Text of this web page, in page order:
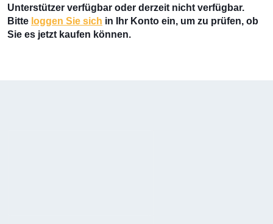
Unterstützer verfügbar oder derzeit nicht verfügbar.
Bitte loggen Sie sich in Ihr Konto ein, um zu prüfen, ob
Sie es jetzt kaufen können.